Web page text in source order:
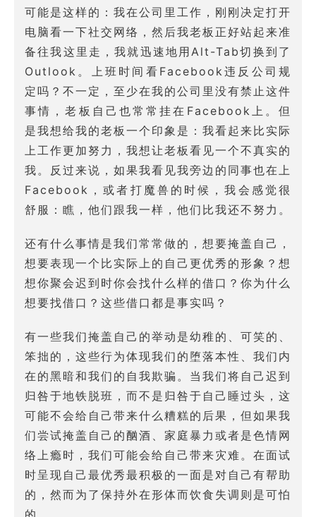
可能是这样的：我在公司里工作，刚刚决定打开
电脑看一下社交网络，然后我老板正好站起来准
备往我这里走，我就迅速地用Alt-Tab切换到了
Outlook。上班时间看Facebook违反公司规
定吗？不一定，至少在我的公司里没有禁止这件
事情，老板自己也常常挂在Facebook上。但
是我想给我的老板一个印象是：我看起来比实际
上工作更加努力，我想让老板看见一个不真实的
我。反过来说，如果我看见我旁边的同事也在上
Facebook，或者打魔兽的时候，我会感觉很
舒服：瞧，他们跟我一样，他们比我还不努力。
还有什么事情是我们常常做的，想要掩盖自己，
想要表现一个比实际上的自己更优秀的形象？想
想你聚会迟到时你会找什么样的借口？你为什么
想要找借口？这些借口都是事实吗？
有一些我们掩盖自己的举动是幼稚的、可笑的、
笨拙的，这些行为体现我们的堕落本性、我们内
在的黑暗和我们的自我欺骗。当我们将自己迟到
归咎于地铁脱班，而不是归咎于自己睡过头，这
可能不会给自己带来什么糟糕的后果，但如果我
们尝试掩盖自己的酗酒、家庭暴力或者是色情网
络上瘾时，我们可能会给自己带来灾难。在面试
时呈现自己最优秀最积极的一面是对自己有帮助
的，然而为了保持外在形体而饮食失调则是可怕
的。